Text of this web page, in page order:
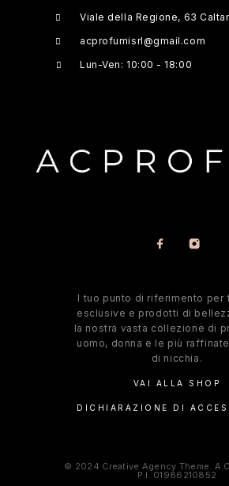
Viale della Regione, 63
acprofumisrl@gmail.com
Lun-Ven: 10:00 - 18:00
l tuo punto di riferimento per
esclusive e prodotti di
la nostra vasta collezione di
uomo, donna e le più
di nicchia.
VAI ALLA SHOP
DICHIARAZIONE DI
© 2024 Creative Agency Theme.
P.I.:01986210852